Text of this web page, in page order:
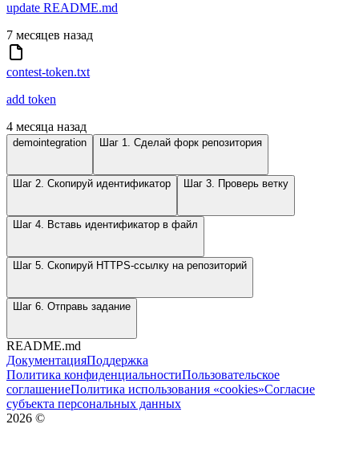
update README.md
7 месяцев назад
contest-token.txt
add token
4 месяца назад
demointegration Шаг 1. Сделай форк репозитория
Шаг 2. Скопируй идентификатор Шаг 3. Проверь ветку
Шаг 4. Вставь идентификатор в файл
Шаг 5. Скопируй HTTPS-ссылку на репозиторий
Шаг 6. Отправь задание
README.md
ДокументацияПоддержка
Политика конфиденциальностиПользовательское
соглашениеПолитика использования «cookies»Согласие
субъекта персональных данных
2026 ©